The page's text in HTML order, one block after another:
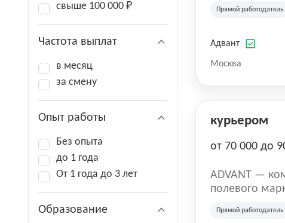
свыше 100 000 ₽
Частота выплат
в месяц
за смену
Опыт работы
Без опыта
до 1 года
От 1 года до 3 лет
Образование
юридических
Прямой работодатель
Адвант
Москва
курьером
от 70 000 до
ADVANT —
полевого
на
Прямой работодатель